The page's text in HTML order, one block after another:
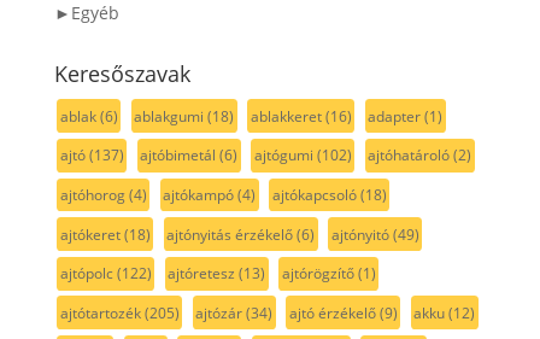
►Egyéb
Keresőszavak
ablak(6) ablakgumi (18) ablakkeret(16) adapter(1)
ajtó(137) ajtóbimetál (6) ajtógumi (102) ajtóhatároló(2)
ajtóhorog(4) ajtókampó(4) ajtókapcsoló(18)
ajtókeret(18) ajtónyitás érzékelő(6) ajtónyitó(49)
ajtópolc(122) ajtóretesz (13) ajtórögzítő(1)
ajtótartozék(205) ajtózár(34) ajtó érzékelő(9) akku(12)